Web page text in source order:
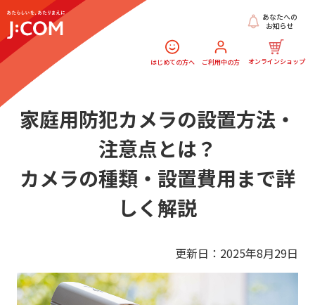
はじめての方へ ご利用中の方 オンラインショップ
あなたへの
お知らせ
家庭用防犯カメラの設置方法・
注意点とは？
カメラの種類・設置費用まで詳
しく解説
更新日：2025年8月29日